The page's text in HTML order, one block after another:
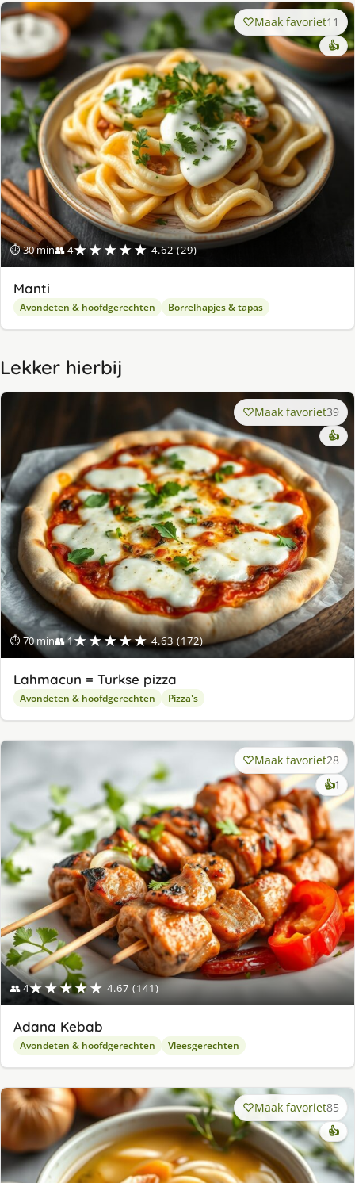
⏱ 30 min👥 4★★★★★ 4.62 (29)
Maak favoriet11
👍
Manti
Avondeten & hoofdgerechten Borrelhapjes & tapas
Lekker hierbij
⏱ 70 min👥 1★★★★★ 4.63 (172)
Maak favoriet39
👍
Lahmacun = Turkse pizza
Avondeten & hoofdgerechten Pizza's
👥 4★★★★★ 4.67 (141)
Maak favoriet28
👍1
Adana Kebab
Avondeten & hoofdgerechten Vleesgerechten
Maak favoriet85
👍